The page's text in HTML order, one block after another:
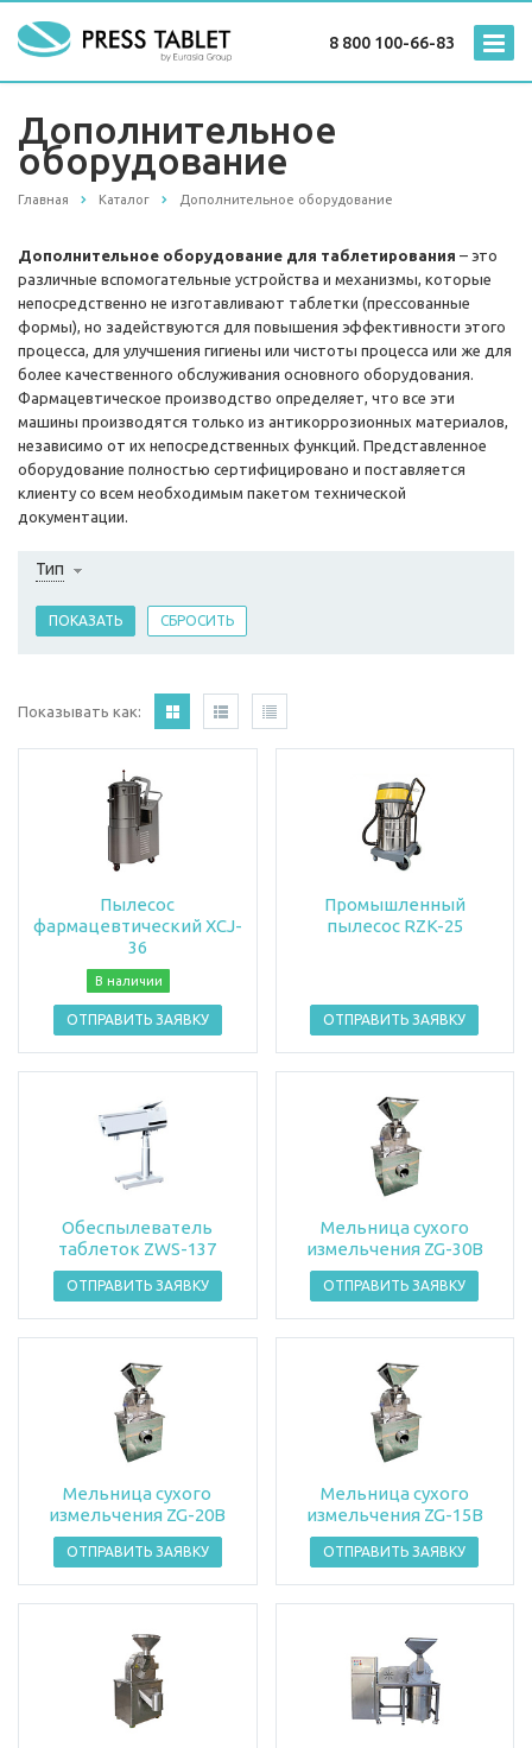
8 800 100-66-83
Дополнительное
оборудование
Главная Каталог Дополнительное оборудование
Дополнительное оборудование для таблетирования – это
различные вспомогательные устройства и механизмы, которые
непосредственно не изготавливают таблетки (прессованные
формы), но задействуются для повышения эффективности этого
процесса, для улучшения гигиены или чистоты процесса или же для
более качественного обслуживания основного оборудования.
Фармацевтическое производство определяет, что все эти
машины производятся только из антикоррозионных материалов,
независимо от их непосредственных функций. Представленное
оборудование полностью сертифицировано и поставляется
клиенту со всем необходимым пакетом технической
документации.
Тип
Показывать как:
Пылесос
фармацевтический XCJ-
36
В наличии
ОТПРАВИТЬ ЗАЯВКУ
Промышленный
пылесос RZK-25
ОТПРАВИТЬ ЗАЯВКУ
Обеспылеватель
таблеток ZWS-137
ОТПРАВИТЬ ЗАЯВКУ
Мельница сухого
измельчения ZG-30В
ОТПРАВИТЬ ЗАЯВКУ
Мельница сухого
измельчения ZG-20В
ОТПРАВИТЬ ЗАЯВКУ
Мельница сухого
измельчения ZG-15В
ОТПРАВИТЬ ЗАЯВКУ